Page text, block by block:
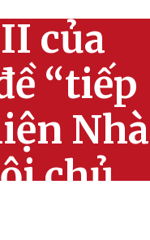
của
“tiếp
Nhà
chủ